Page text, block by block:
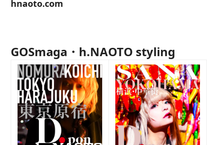
hnaoto.com
GOSmaga・h.NAOTO styling